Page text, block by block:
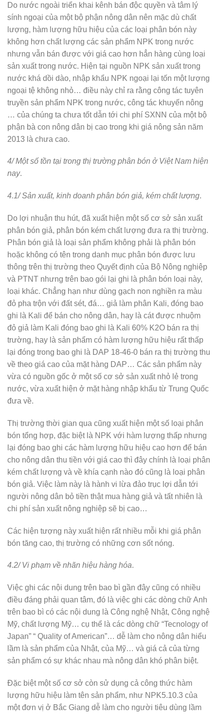
Do nước ngoài triển khai kênh bán độc quyền và tâm lý
sính ngoại của một bộ phận nông dân nên mặc dù chất
lượng, hàm lượng hữu hiệu của các loại phân bón này
không hơn chất lượng các sản phẩm NPK trong nước
nhưng vẫn bán được với giá cao hơn hẳn hàng cùng loại
sản xuất trong nước. Hiện tại nguồn NPK sản xuất trong
nước khá dồi dào, nhập khẩu NPK ngoại lại tốn một lượng
ngoại tệ không nhỏ… điều này chỉ ra rằng công tác tuyên
truyền sản phẩm NPK trong nước, công tác khuyến nông
… của chúng ta chưa tốt dẫn tới chi phí SXNN của một bộ
phận bà con nông dân bị cao trong khi giá nông sản năm
2013 là chưa cao.
4/ Một số tồn tại trong thị trường phân bón ở Việt Nam hiện
nay.
4.1/ Sản xuất, kinh doanh phân bón giả, kém chất lượng.
Do lợi nhuận thu hút, đã xuất hiện một số cơ sở sản xuất
phân bón giả, phân bón kém chất lượng đưa ra thị trường.
Phân bón giả là loại sản phẩm không phải là phân bón
hoặc không có tên trong danh mục phân bón được lưu
thông trên thị trường theo Quyết định của Bộ Nông nghiệp
và PTNT nhưng trên bao gói lại ghi là phân bón loại này,
loại khác. Chẳng hạn như dùng gạch non nghiền ra màu
đỏ pha trộn với đất sét, đá… giả làm phân Kali, đóng bao
ghi là Kali để bán cho nông dân, hay là cát được nhuộm
đỏ giả làm Kali đóng bao ghi là Kali 60% K2O bán ra thị
trường, hay là sản phẩm có hàm lượng hữu hiệu rất thấp
lại đóng trong bao ghi là DAP 18-46-0 bán ra thị trường thu
về theo giá cao của mặt hàng DAP… Các sản phẩm này
vừa có nguồn gốc ở một số cơ sở sản xuất nhỏ lẻ trong
nước, vừa xuất hiện ở mặt hàng nhập khẩu từ Trung Quốc
đưa về.
Thị trường thời gian qua cũng xuất hiện một số loại phân
bón tổng hợp, đặc biệt là NPK với hàm lượng thấp nhưng
lại đóng bao ghi các hàm lượng hữu hiệu cao hơn để bán
cho nông dân thu tiền với giá cao thì đây chính là loại phân
kém chất lượng và về khía cạnh nào đó cũng là loại phân
bón giả. Việc làm này là hành vi lừa đảo trục lợi dẫn tới
người nông dân bỏ tiền thật mua hàng giả và tất nhiên là
chi phí sản xuất nông nghiệp sẽ bị cao…
Các hiện tượng này xuất hiện rất nhiều mỗi khi giá phân
bón tăng cao, thị trường có những cơn sốt nóng.
4.2/ Vi phạm về nhãn hiệu hàng hóa.
Việc ghi các nội dung trên bao bì gần đây cũng có nhiều
điều đáng phải quan tâm, đó là việc ghi các dòng chữ Anh
trên bao bì có các nội dung là Công nghệ Nhật, Công nghệ
Mỹ, chất lượng Mỹ… cụ thể là các dòng chữ “Tecnology of
Japan” “ Quality of American”… dễ làm cho nông dân hiểu
lầm là sản phẩm của Nhật, của Mỹ… và giá cả của từng
sản phẩm có sự khác nhau mà nông dân khó phân biệt.
Đặc biệt một số cơ sở còn sử dụng cả công thức hàm
lượng hữu hiệu làm tên sản phẩm, như NPK5.10.3 của
một đơn vị ở Bắc Giang dễ làm cho người tiêu dùng lầm